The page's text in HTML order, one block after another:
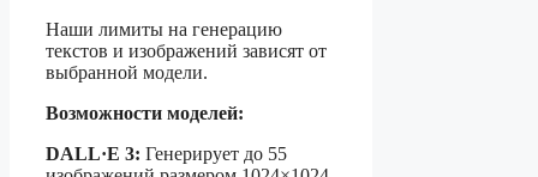
Наши лимиты на генерацию
текстов и изображений зависят от
выбранной модели.
Возможности моделей:
DALL·E 3: Генерирует до 55